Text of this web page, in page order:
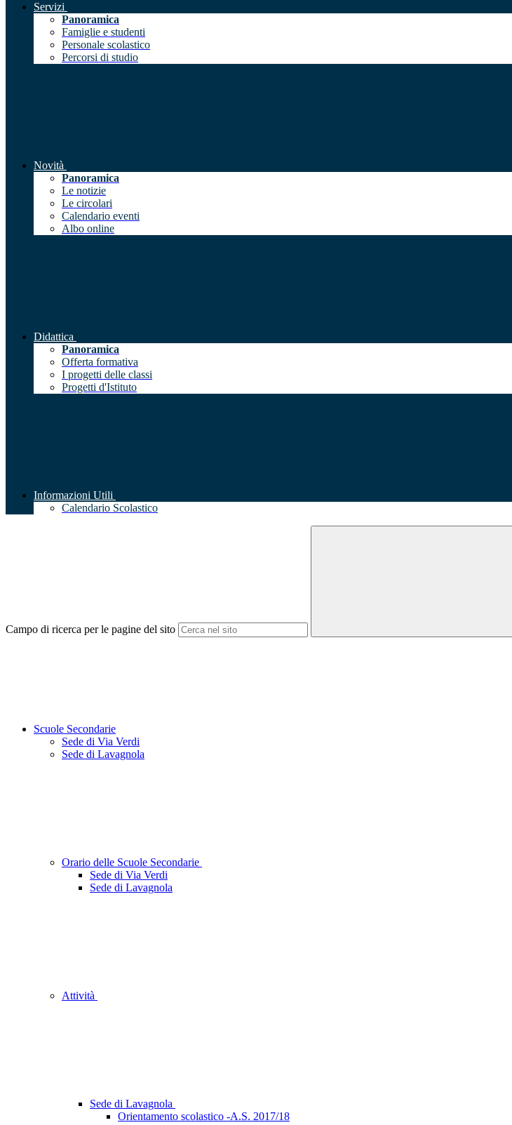
Servizi
Panoramica
Famiglie e studenti
Personale scolastico
Percorsi di studio
Novità
Panoramica
Le notizie
Le circolari
Calendario eventi
Albo online
Didattica
Panoramica
Offerta formativa
I progetti delle classi
Progetti d'Istituto
Informazioni Utili
Calendario Scolastico
Campo di ricerca per le pagine del sito
Scuole Secondarie
Sede di Via Verdi
Sede di Lavagnola
Orario delle Scuole Secondarie
Sede di Via Verdi
Sede di Lavagnola
Attività
Sede di Lavagnola
Orientamento scolastico -A.S. 2017/18